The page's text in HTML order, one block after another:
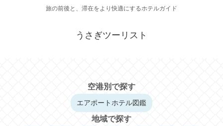
旅の前後と、滞在をより快適にするホテルガイド
うさぎツーリスト
空港別で探す
エアポートホテル図鑑
地域で探す